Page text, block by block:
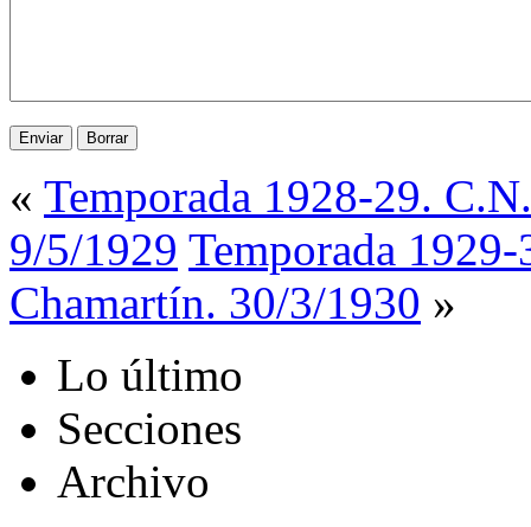
« Temporada 1928-29.
9/5/1929 Temporada
Chamartín. 30/3/1930 »
Lo último
Secciones
Archivo